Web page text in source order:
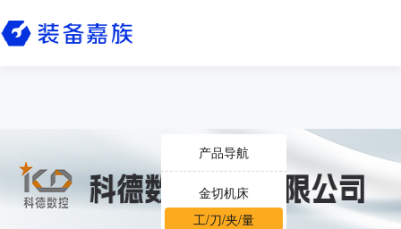
产品导航
金切机床
工/刀/夹/量